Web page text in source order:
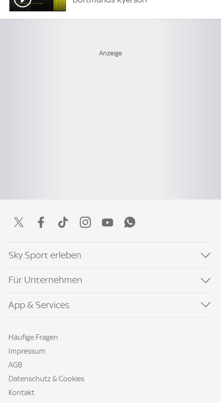
Sky Sport erleben
Für Unternehmen
App & Services
Häufige Fragen
Impressum
AGB
Datenschutz & Cookies
Kontakt